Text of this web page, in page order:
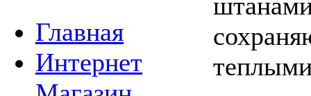
Главная
Интернет